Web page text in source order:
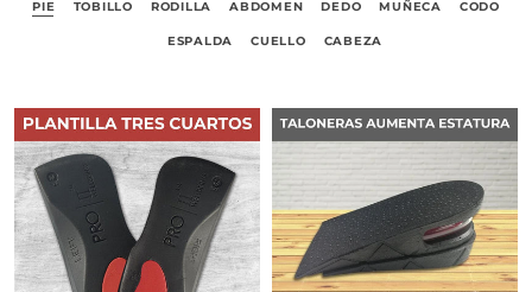
PIE TOBILLO RODILLA ABDOMEN DEDO MUÑECA CODO
ESPALDA CUELLO CABEZA